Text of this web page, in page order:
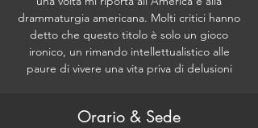
drammaturgia americana. Molti critici hanno
detto che questo titolo è solo un gioco
ironico, un rimando intellettualistico alle
paure di vivere una vita priva di delusioni
Orario & Sede